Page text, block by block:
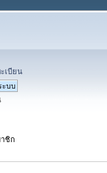
เบียน
ชิก